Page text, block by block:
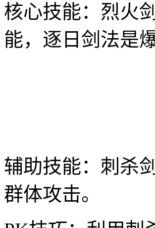
核心技能：烈火
能，逐日剑法是
辅助技能：刺杀
群体攻击。